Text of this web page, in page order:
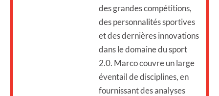
des grandes compétitions,
des personnalités sportives
et des dernières innovations
dans le domaine du sport
2.0. Marco couvre un large
éventail de disciplines, en
fournissant des analyses